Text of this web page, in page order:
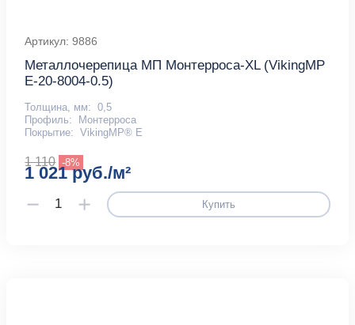
Артикул: 9886
Металлочерепица МП Монтерроса-XL (VikingMP
E-20-8004-0.5)
Толщина, мм: 0,5
Профиль:
Монтерроса
Покрытие: VikingMP® E
1 110 -8%
1 021 руб./м²
Купить